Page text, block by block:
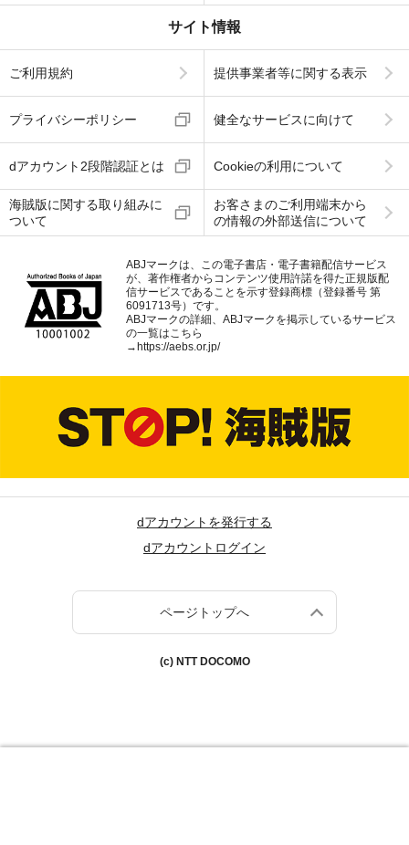
サイト情報
ご利用規約 提供事業者等に関する表示
プライバシーポリシー 健全なサービスに向けて
dアカウント2段階認証とは Cookieの利用について
海賊版に関する取り組みに
ついて
お客さまのご利用端末から
の情報の外部送信について
ABJマークは、この電子書店・電子書籍配信サービス
が、著作権者からコンテンツ使用許諾を得た正規版配
信サービスであることを示す登録商標（登録番号 第
6091713号）です。
ABJマークの詳細、ABJマークを掲示しているサービス
の一覧はこちら
→ https://aebs.or.jp/
dアカウントを発行する
dアカウントログイン
ページトップへ
(c) NTT DOCOMO